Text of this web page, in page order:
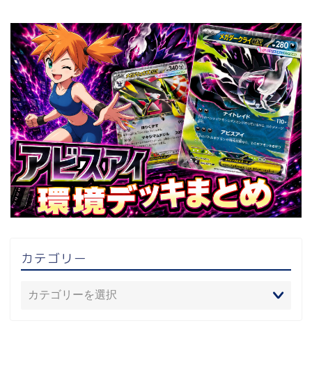
カテゴリー